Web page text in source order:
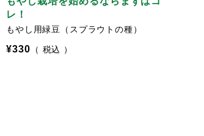
レ！
もやし用緑豆（スプラウトの種）
¥330 税込